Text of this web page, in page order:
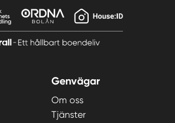
Genvägar
Om oss
Tjänster